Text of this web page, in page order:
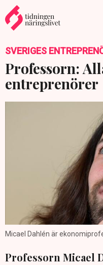
SVERIGES
Professorn:
entreprenörer
Micael Dahlén är
Professorn Micael